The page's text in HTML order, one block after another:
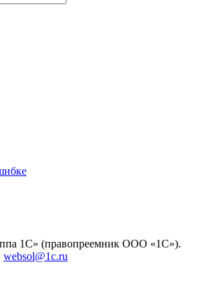
1С» (правопреемник ООО «1С»).
websol@1c.ru